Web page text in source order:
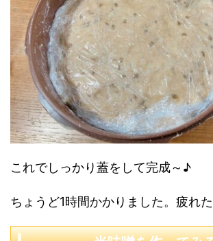
これでしっかり蓋をして完成～♪
ちょうど1時間かかりました。疲れ